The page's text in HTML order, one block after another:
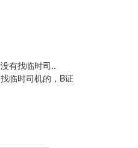
有找临时司..
临时司机的，B证